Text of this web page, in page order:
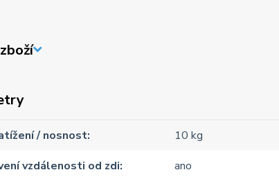
/ nosnost
10 kg
vzdálenosti od zdi
ano